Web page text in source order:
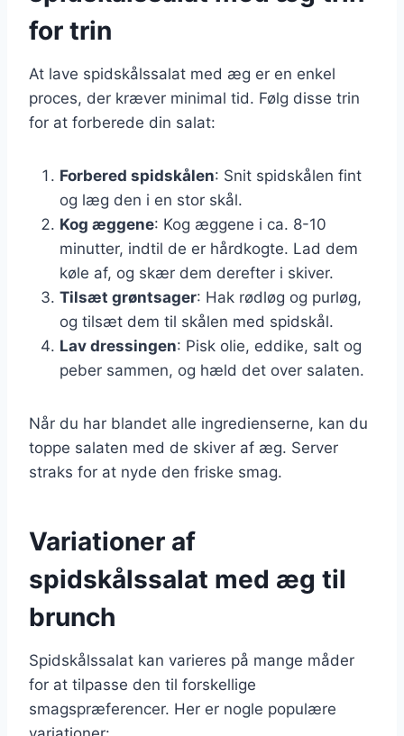
for trin
At lave spidskålssalat med æg er en enkel
proces, der kræver minimal tid. Følg disse trin
for at forberede din salat:
Forbered spidskålen: Snit spidskålen fint
og læg den i en stor skål.
Kog æggene: Kog æggene i ca. 8-10
minutter, indtil de er hårdkogte. Lad dem
køle af, og skær dem derefter i skiver.
Tilsæt grøntsager: Hak rødløg og purløg,
og tilsæt dem til skålen med spidskål.
Lav dressingen: Pisk olie, eddike, salt og
peber sammen, og hæld det over salaten.
Når du har blandet alle ingredienserne, kan du
toppe salaten med de skiver af æg. Server
straks for at nyde den friske smag.
Variationer af
spidskålssalat med æg til
brunch
Spidskålssalat kan varieres på mange måder
for at tilpasse den til forskellige
smagspræferencer. Her er nogle populære